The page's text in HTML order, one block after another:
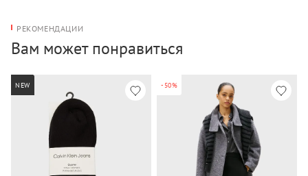
РЕКОМЕНДАЦИИ
Вам может понравиться
NEW -50%